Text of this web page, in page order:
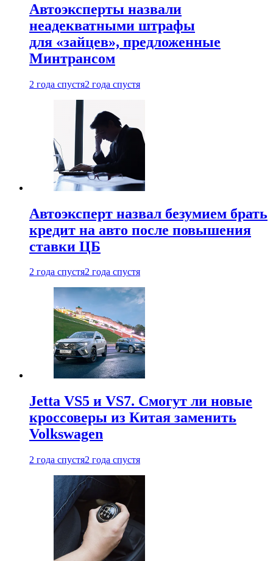
Автоэксперты назвали
неадекватными штрафы
для «зайцев», предложенные
Минтрансом
2 года спустя2 года спустя
Автоэксперт назвал безумием брать
кредит на авто после повышения
ставки ЦБ
2 года спустя2 года спустя
Jetta VS5 и VS7. Смогут ли новые
кроссоверы из Китая заменить
Volkswagen
2 года спустя2 года спустя